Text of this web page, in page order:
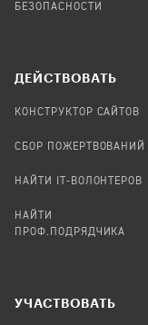
БЕЗОПАСНОСТИ
ДЕЙСТВОВАТЬ
КОНСТРУКТОР САЙТОВ
СБОР ПОЖЕРТВОВАНИЙ
НАЙТИ IT-ВОЛОНТЕРОВ
НАЙТИ
ПРОФ.ПОДРЯДЧИКА
УЧАСТВОВАТЬ